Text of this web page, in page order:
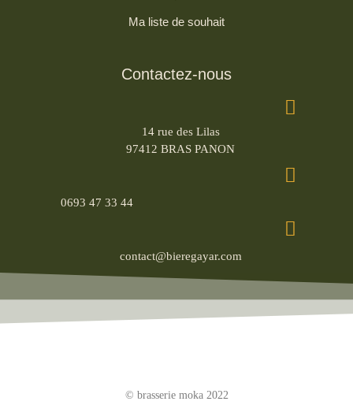
Ma liste de souhait
Contactez-nous
14 rue des Lilas
97412 BRAS PANON
0693 47 33 44
contact@bieregayar.com
© brasserie moka 2022